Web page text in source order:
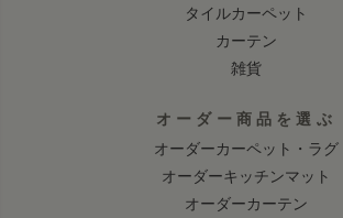
タイルカーペット
カーテン
雑貨
オーダー商品を選ぶ
オーダーカーペット・ラグ
オーダーキッチンマット
オーダーカーテン